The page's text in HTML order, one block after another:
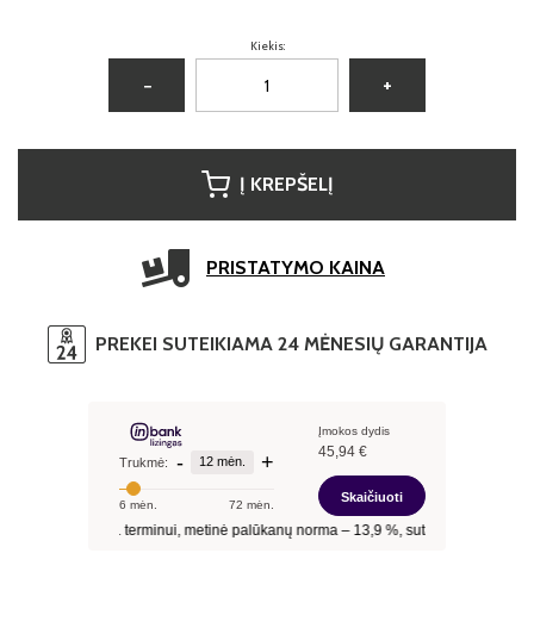
Kiekis:
− +
Į KREPŠELĮ
PRISTATYMO KAINA
PREKEI SUTEIKIAMA 24 MĖNESIŲ GARANTIJA